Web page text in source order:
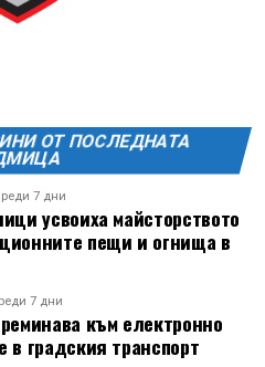
ОТ ПОСЛЕДНАТА
7 дни
усвоиха майсторството
пещи и огнища в
7 дни
към електронно
в градския транспорт